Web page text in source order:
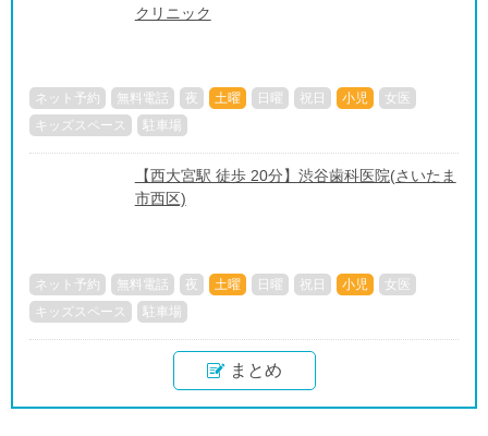
クリニック
ネット予約 無料電話 夜 土曜 日曜 祝日 小児
女医
キッズスペース
駐車場
【西大宮駅 徒歩 20分】渋谷歯科医院(さいたま
市西区)
ネット予約 無料電話 夜 土曜 日曜 祝日 小児
女医
キッズスペース
駐車場
まとめ